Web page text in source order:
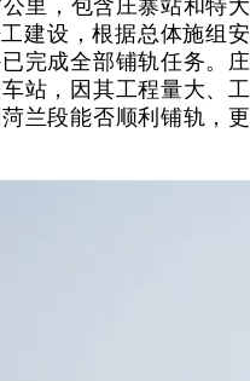
里，包含庄寨站和特大
建设，根据总体施组安
完成全部铺轨任务。庄
站，因其工程量大、工
兰段能否顺利铺轨，更